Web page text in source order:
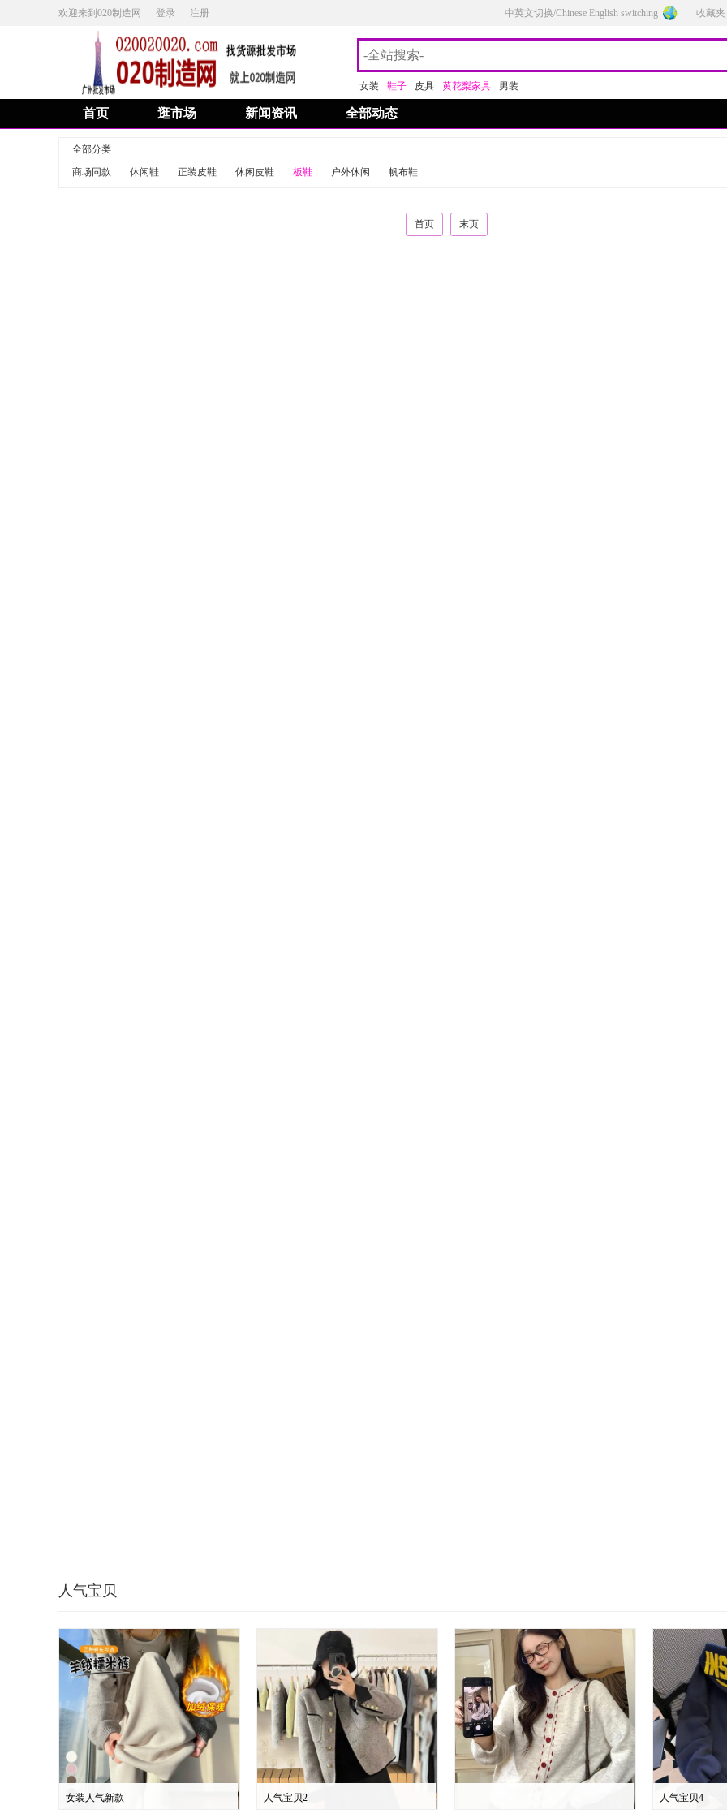
欢迎来到020制造网 登录 注册 中英文切换/Chinese English switching 收藏夹
女装 鞋子 皮具 黄花梨家具 男装
首页 逛市场 新闻资讯 全部动态
全部分类
商场同款
休闲鞋 正装皮鞋 休闲皮鞋 板鞋 户外休闲 帆布鞋
首页 末页
人气宝贝
女装人气新款 人气宝贝2 人气宝贝4